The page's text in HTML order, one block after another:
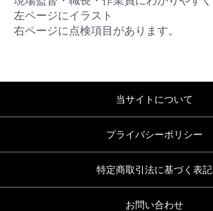
左ページにイラスト
右ページに点検項目があります。
当サイトについて
プライバシーポリシー
特定商取引法に基づく表記
お問い合わせ